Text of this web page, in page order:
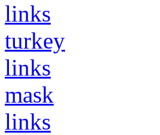
links
turkey
links
mask
links